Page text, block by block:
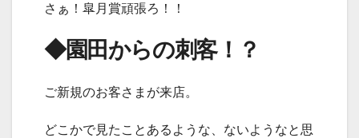
さぁ！皐月賞頑張ろ！！
◆園田からの刺客！？
ご新規のお客さまが来店。
どこかで見たことあるような、ないようなと思